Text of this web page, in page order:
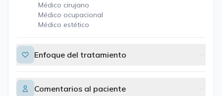
Médico cirujano
Médico ocupacional
Médico estético
Enfoque del tratamiento
Comentarios al paciente